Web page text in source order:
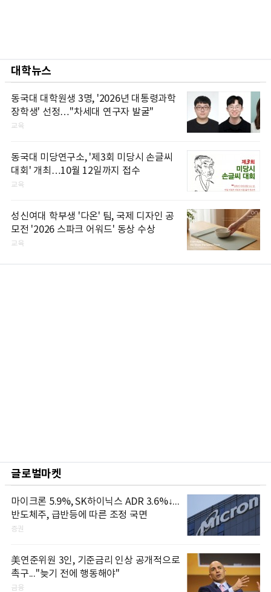
대학뉴스
동국대 대학원생 3명, '2026년 대통령과학
장학생' 선정…"차세대 연구자 발굴"
교육
동국대 미당연구소, '제3회 미당시 손글씨
대회' 개최…10월 12일까지 접수
교육
성신여대 학부생 '다온' 팀, 국제 디자인 공
모전 '2026 스파크 어워드' 동상 수상
교육
글로벌마켓
마이크론 5.9%, SK하이닉스 ADR 3.6%↓...
반도체주, 급반등에 따른 조정 국면
증권
美연준위원 3인, 기준금리 인상 공개적으로
촉구..."늦기 전에 행동해야"
금융